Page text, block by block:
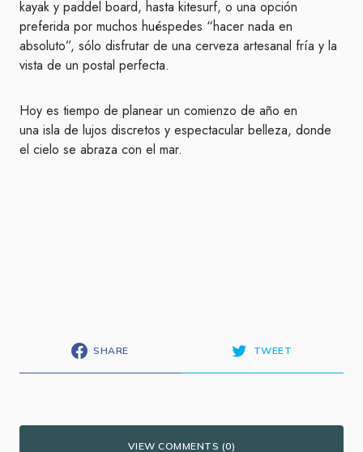
kayak y paddel board, hasta kitesurf, o una opción
preferida por muchos huéspedes “hacer nada en
absoluto”, sólo disfrutar de una cerveza artesanal fría y la
vista de un postal perfecta.
Hoy es tiempo de planear un comienzo de año en
una isla de lujos discretos y espectacular belleza, donde
el cielo se abraza con el mar.
SHARE TWEET
VIEW COMMENTS (0)